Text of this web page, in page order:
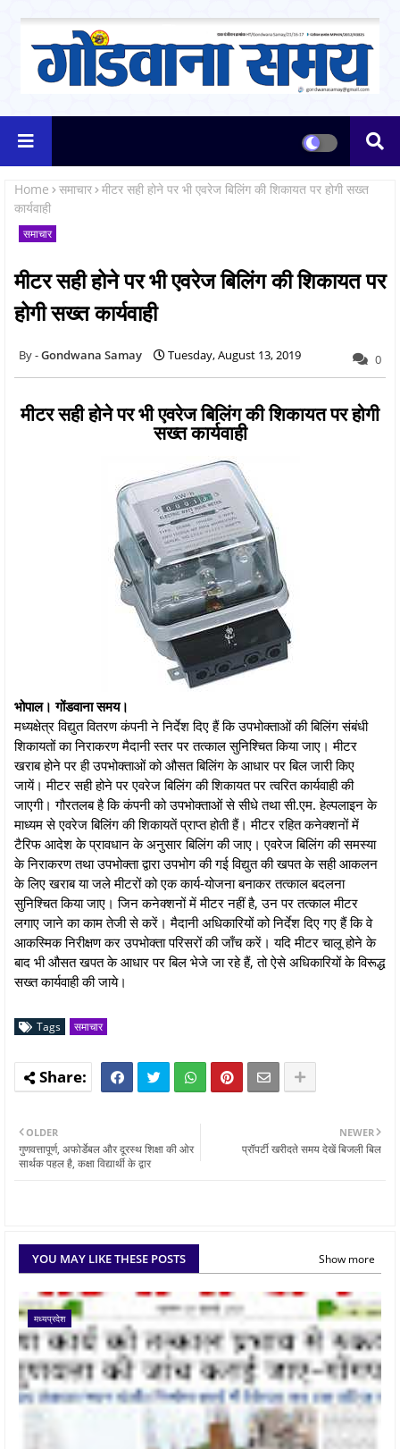
Home समाचार मीटर सही होने पर भी एवरेज बिलिंग की शिकायत पर होगी सख्त
कार्यवाही
समाचार
मीटर सही होने पर भी एवरेज बिलिंग की शिकायत पर
होगी सख्त कार्यवाही
Gondwana Samay Tuesday, August 13, 2019 0
मीटर सही होने पर भी एवरेज बिलिंग की शिकायत पर होगी
सख्त कार्यवाही
भोपाल। गोंडवाना समय।
मध्यक्षेत्र विद्युत वितरण कंपनी ने निर्देश दिए हैं कि उपभोक्ताओं की बिलिंग संबंधी
शिकायतों का निराकरण मैदानी स्तर पर तत्काल सुनिश्चित किया जाए। मीटर
खराब होने पर ही उपभोक्ताओं को औसत बिलिंग के आधार पर बिल जारी किए
जायें। मीटर सही होने पर एवरेज बिलिंग की शिकायत पर त्वरित कार्यवाही की
जाएगी। गौरतलब है कि कंपनी को उपभोक्ताओं से सीधे तथा सी.एम. हेल्पलाइन के
माध्यम से एवरेज बिलिंग की शिकायतें प्राप्त होती हैं। मीटर रहित कनेक्शनों में
टैरिफ आदेश के प्रावधान के अनुसार बिलिंग की जाए। एवरेज बिलिंग की समस्या
के निराकरण तथा उपभोक्ता द्वारा उपभोग की गई विद्युत की खपत के सही आकलन
के लिए खराब या जले मीटरों को एक कार्य-योजना बनाकर तत्काल बदलना
सुनिश्चित किया जाए। जिन कनेक्शनों में मीटर नहीं है, उन पर तत्काल मीटर
लगाए जाने का काम तेजी से करें। मैदानी अधिकारियों को निर्देश दिए गए हैं कि वे
आकस्मिक निरीक्षण कर उपभोक्ता परिसरों की जाँच करें। यदि मीटर चालू होने के
बाद भी औसत खपत के आधार पर बिल भेजे जा रहे हैं, तो ऐसे अधिकारियों के विरूद्ध
सख्त कार्यवाही की जाये।
Tags समाचार
NEWER
प्रॉपर्टी खरीदते समय देखें बिजली बिल
OLDER
गुणवत्तापूर्ण, अफोर्डेबल और दूरस्थ शिक्षा की ओर
सार्थक पहल है, कक्षा विद्यार्थी के द्वार
YOU MAY LIKE THESE POSTS Show more
मध्यप्रदेश